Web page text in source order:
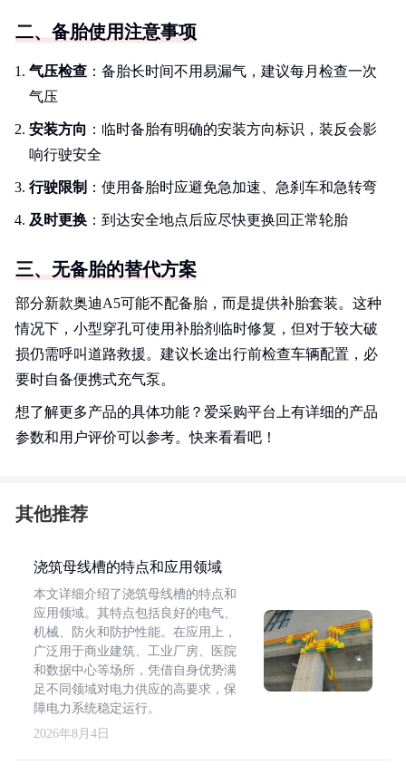
二、备胎使用注意事项
气压检查 ：备胎长时间不用易漏气，建议每月检查一次
气压
安装方向 ：临时备胎有明确的安装方向标识，装反会影
响行驶安全
行驶限制 ：使用备胎时应避免急加速、急刹车和急转弯
及时更换 ：到达安全地点后应尽快更换回正常轮胎
三、无备胎的替代方案
部分新款奥迪A5可能不配备胎，而是提供补胎套装。这种
情况下，小型穿孔可使用补胎剂临时修复，但对于较大破
损仍需呼叫道路救援。建议长途出行前检查车辆配置，必
要时自备便携式充气泵。
想了解更多产品的具体功能？爱采购平台上有详细的产品
参数和用户评价可以参考。快来看看吧！
其他推荐
浇筑母线槽的特点和应用领域
本文详细介绍了浇筑母线槽的特点和
应用领域。其特点包括良好的电气、
机械、防火和防护性能。在应用上，
广泛用于商业建筑、工业厂房、医院
和数据中心等场所，凭借自身优势满
足不同领域对电力供应的高要求，保
障电力系统稳定运行。
2026年8月4日